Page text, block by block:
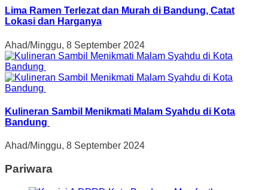
Lima Ramen Terlezat dan Murah di Bandung, Catat
Lokasi dan Harganya
Ahad/Minggu, 8 September 2024
Kulineran Sambil Menikmati Malam Syahdu di Kota
Bandung
Ahad/Minggu, 8 September 2024
Pariwara